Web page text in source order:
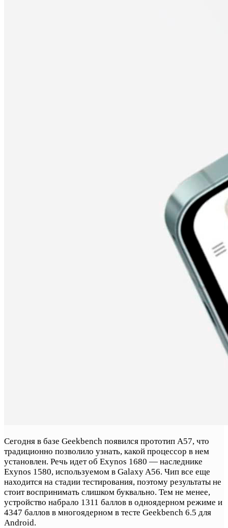
Сегодня в базе Geekbench появился прототип A57, что
традиционно позволило узнать, какой процессор в нем
установлен. Речь идет об Exynos 1680 — наследнике
Exynos 1580, используемом в Galaxy A56. Чип все еще
находится на стадии тестирования, поэтому результаты не
стоит воспринимать слишком буквально. Тем не менее,
устройство набрало 1311 баллов в одноядерном режиме и
4347 баллов в многоядерном в тесте Geekbench 6.5 для
Android.